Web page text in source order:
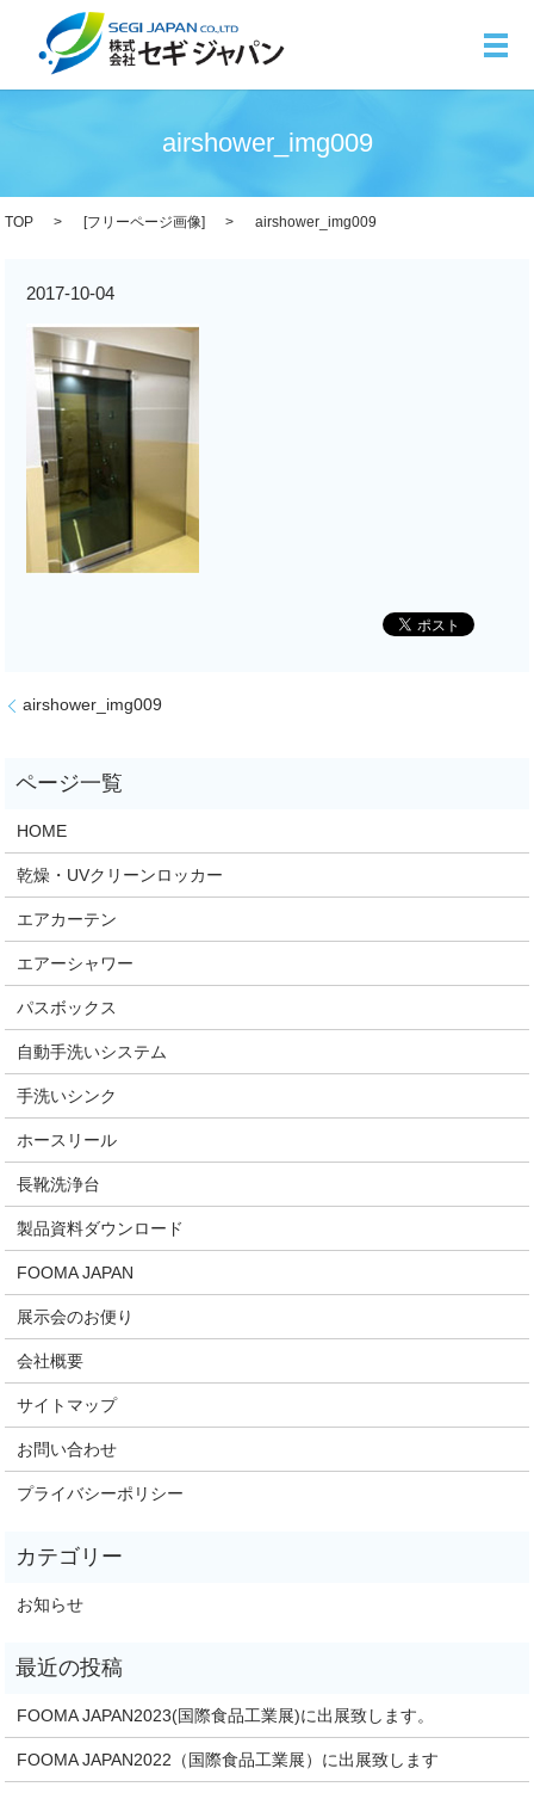
メ
airshower_img009
TOP [フリーページ画像] airshower_img009
2017-10-04
airshower_img009
HOME
乾燥・UVクリーンロッカー
エアカーテン
エアーシャワー
パスボックス
自動手洗いシステム
手洗いシンク
ホースリール
長靴洗浄台
製品資料ダウンロード
FOOMA JAPAN
展示会のお便り
会社概要
サイトマップ
お問い合わせ
プライバシーポリシー
お知らせ
FOOMA JAPAN2023(国際食品工業展)に出展致します。
FOOMA JAPAN2022（国際食品工業展）に出展致します